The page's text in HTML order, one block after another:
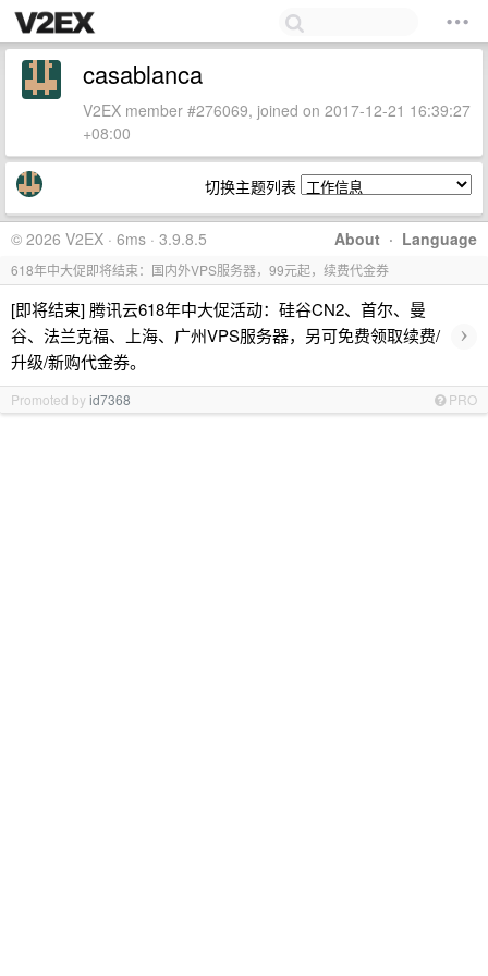
casablanca
V2EX member #276069, joined on 2017-12-21 16:39:27
+08:00
切换主题列表
About · Language
© 2026 V2EX · 6ms · 3.9.8.5
618年中大促即将结束：国内外VPS服务器，99元起，续费代金券
[即将结束] 腾讯云618年中大促活动：硅谷CN2、首尔、曼
谷、法兰克福、上海、广州VPS服务器，另可免费领取续费/
升级/新购代金券。
›
Promoted byid7368 PRO